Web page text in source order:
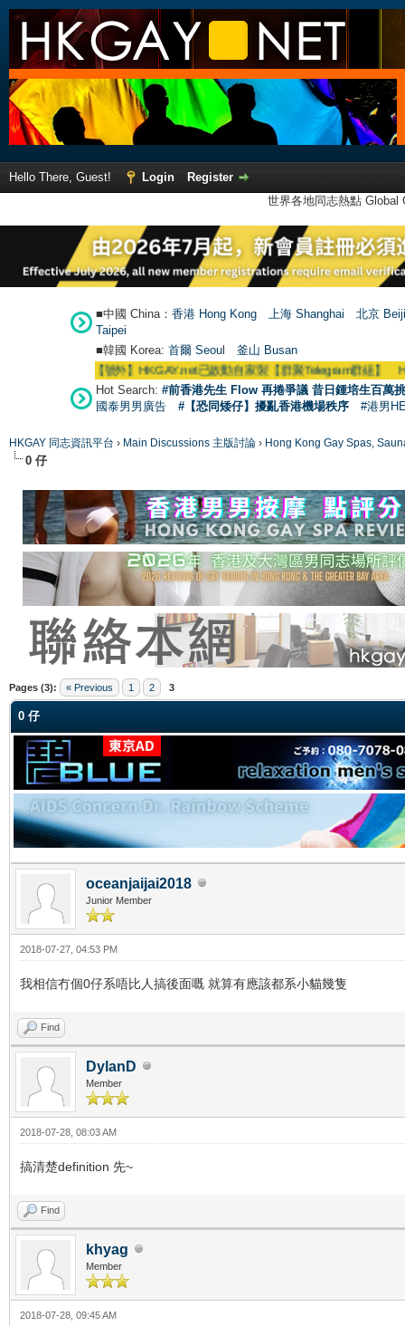
Hello There, Guest! Login
Register
世界各地同志熱點
■中國 China： 香港 Hong Kong 上海 Shanghai
北京
Taipei
■韓國 Korea: 首爾 Seoul 釜山 Busan
【號外】HKGAY.net已啟動自家製【群聚Telegram群組】
Hot Search: #前香港先生 Flow 再捲爭議 昔日鍾培生百萬
國泰男男廣告
#【恐同矮仔】擾亂香港機場秩序 #港男
HKGAY 同志資訊平台 › Main Discussions 主版討論 › Hong Kong Gay Spas,
0 仔
Pages (3): « Previous 1 2 3
0 仔
oceanjaijai2018
Junior Member
2018-07-27, 04:53 PM
我相信冇個0仔系唔比人搞後面嘅 就算有應該都系小貓幾隻
Find
DylanD
Member
2018-07-28, 08:03 AM
搞清楚definition 先~
Find
khyag
Member
2018-07-28, 09:45 AM